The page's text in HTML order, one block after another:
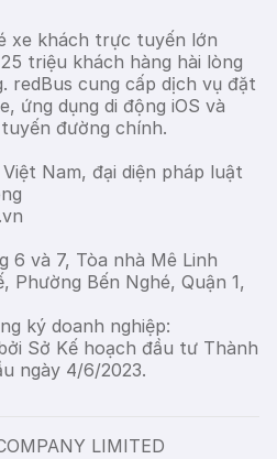
xe khách trực tuyến lớn
triệu khách hàng hài lòng
redBus cung cấp dịch vụ đặt
ứng dụng di động iOS và
đường chính.
Nam, đại diện pháp luật
6 và 7, Tòa nhà Mê Linh
Phường Bến Nghé, Quận 1,
ký doanh nghiệp:
Sở Kế hoạch đầu tư Thành
ngày 4/6/2023.
LIMITED